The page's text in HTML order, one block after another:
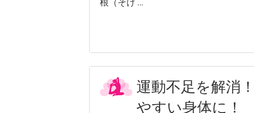
根（そけ …
運動不足を解消
やすい身体に！